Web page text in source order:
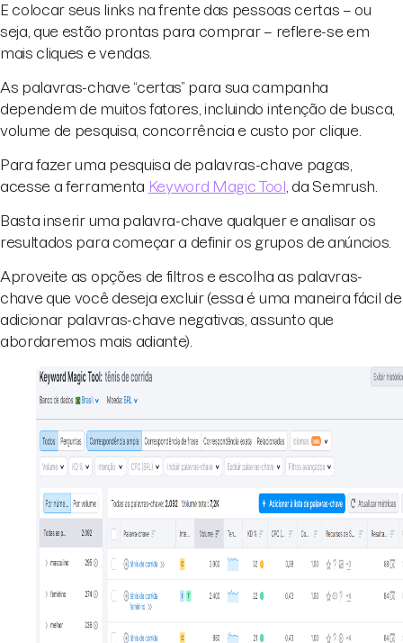
E colocar seus links na frente das pessoas certas – ou
seja, que estão prontas para comprar – reflere-se em
mais cliques e vendas.
As palavras-chave “certas” para sua campanha
dependem de muitos fatores, incluindo intenção de busca,
volume de pesquisa, concorrência e custo por clique.
Para fazer uma pesquisa de palavras-chave pagas,
acesse a ferramenta Keyword Magic Tool , da Semrush.
Basta inserir uma palavra-chave qualquer e analisar os
resultados para começar a definir os grupos de anúncios.
Aproveite as opções de filtros e escolha as palavras-
chave que você deseja excluir (essa é uma maneira fácil de
adicionar palavras-chave negativas, assunto que
abordaremos mais adiante).